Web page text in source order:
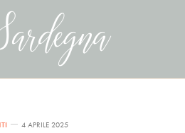
4 APRILE 2025